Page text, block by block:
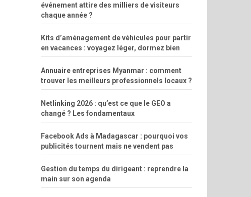
événement attire des milliers de visiteurs
chaque année ?
Kits d’aménagement de véhicules pour partir
en vacances : voyagez léger, dormez bien
Annuaire entreprises Myanmar : comment
trouver les meilleurs professionnels locaux ?
Netlinking 2026 : qu’est ce que le GEO a
changé ? Les fondamentaux
Facebook Ads à Madagascar : pourquoi vos
publicités tournent mais ne vendent pas
Gestion du temps du dirigeant : reprendre la
main sur son agenda